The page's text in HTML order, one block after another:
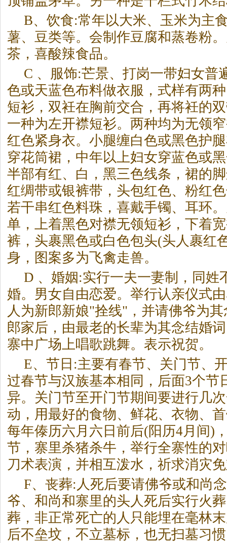
B、饮食:常年以大米、玉米为主
薯、豆类等。会制作豆腐和蒸卷粉
茶，喜酸辣食品。
C 、服饰:芒景、打岗一带妇女普
色或天蓝色布料做衣服，式样有两
短衫，双衽在胸前交合，再将衽的
一种为左开襟短衫。两种均为无领
红色紧身衣。小腿缠白色或黑色护
穿花筒裙，中年以上妇女穿蓝色或
半部有红、白，黑三色线条，裙的
红绸带或银裤带，头包红色、粉红
若干串红色料珠，喜戴手镯、耳环
单，上着黑色对襟无领短衫，下着
裤，头裹黑色或白色包头(头人裹红
身，图案多为飞禽走兽。
D 、婚姻:实行一夫一妻制，同姓
婚。男女自由恋爱。举行认亲仪式
人为新郎新娘"拴线"，并请佛爷为
郎家后，由最老的长辈为其念结婚
寨中广场上唱歌跳舞。表示祝贺。
E、节日:主要有春节、关门节、
过春节与汉族基本相同，后面3个节
异。关门节至开门节期间要进行几
动，用最好的食物、鲜花、衣物、
每年傣历六月六日前后(阳历4月间)
节，寨里杀猪杀牛，举行全寨性的
刀术表演，并相互泼水，祈求消灾
F、丧葬:人死后要请佛爷或和尚
爷、和尚和寨里的头人死后实行火
葬，非正常死亡的人只能埋在毫林
后不垒坟，不立墓标，也无扫墓习